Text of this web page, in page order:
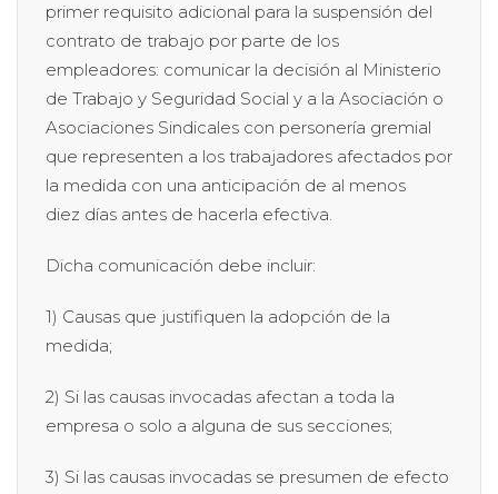
primer requisito adicional para la suspensión del
contrato de trabajo por parte de los
empleadores: comunicar la decisión al Ministerio
de Trabajo y Seguridad Social y a la Asociación o
Asociaciones Sindicales con personería gremial
que representen a los trabajadores afectados por
la medida con una anticipación de al menos
diez días antes de hacerla efectiva.
Dicha comunicación debe incluir:
1) Causas que justifiquen la adopción de la
medida;
2) Si las causas invocadas afectan a toda la
empresa o solo a alguna de sus secciones;
3) Si las causas invocadas se presumen de efecto